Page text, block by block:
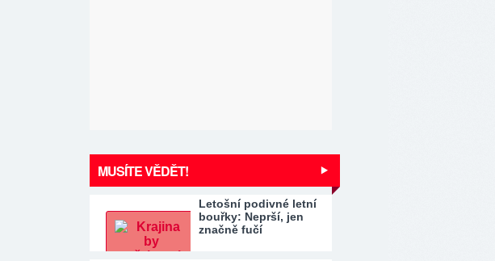
MUSÍTE VĚDĚT!
Letošní podivné letní
bouřky: Neprší, jen
značně fučí